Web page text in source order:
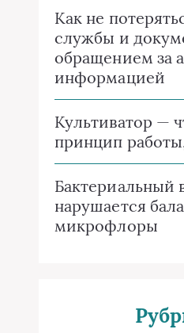
Как не
службы и
обращением за
информацией
Культиватор —
принцип
Бактериальный
нарушается
микрофлоры